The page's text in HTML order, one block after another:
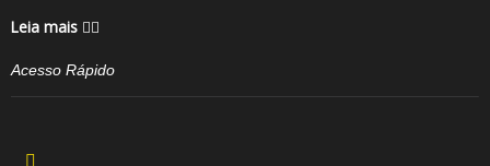
Leia mais
Acesso Rápido